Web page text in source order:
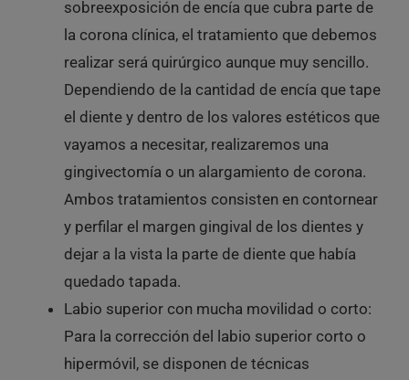
sobreexposición de encía que cubra parte de
la corona clínica, el tratamiento que debemos
realizar será quirúrgico aunque muy sencillo.
Dependiendo de la cantidad de encía que tape
el diente y dentro de los valores estéticos que
vayamos a necesitar, realizaremos una
gingivectomía o un alargamiento de corona.
Ambos tratamientos consisten en contornear
y perfilar el margen gingival de los dientes y
dejar a la vista la parte de diente que había
quedado tapada.
Labio superior con mucha movilidad o corto:
Para la corrección del labio superior corto o
hipermóvil, se disponen de técnicas